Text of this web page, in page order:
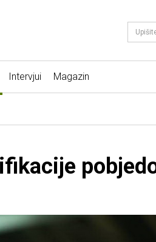
Intervjui Magazin